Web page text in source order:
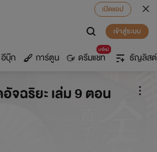
เปิดแอป
เข้าสู่ระบบ
อีบุ๊ก การ์ตูน
มาใหม่
ดรีมแชท ธัญลิสต์
จฉริยะ เล่ม 9 ตอน